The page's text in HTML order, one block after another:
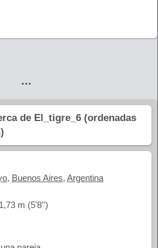
...
de El_tigre_6 (ordenadas
, Buenos Aires, Argentina
m (5'8'')